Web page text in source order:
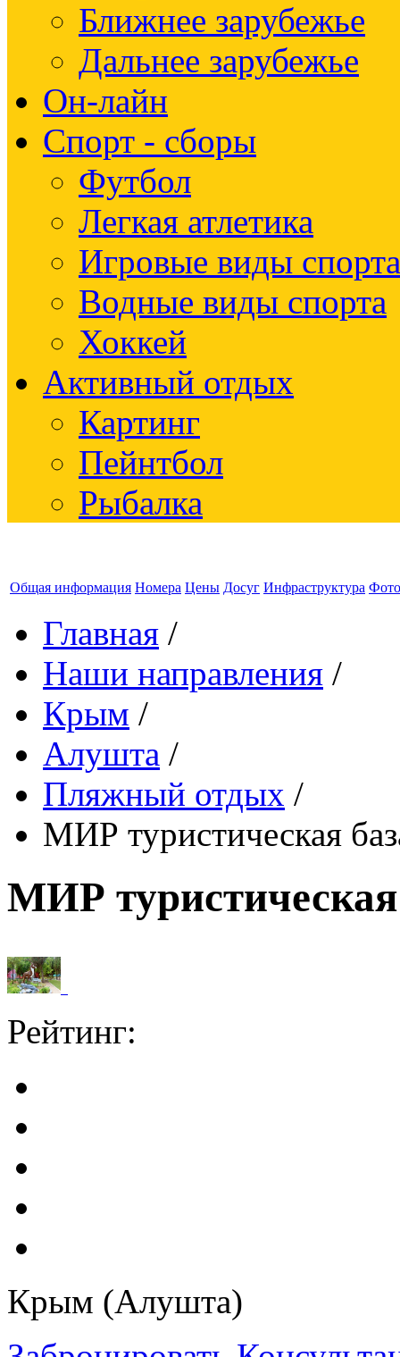
Ближнее зарубежье
Дальнее зарубежье
Он-лайн
Спорт - сборы
Футбол
Легкая атлетика
Игровые виды спорта
Водные виды спорта
Хоккей
Активный отдых
Картинг
Пейнтбол
Рыбалка
Общая информация Номера Цены Досуг Инфраструктура Фото
Главная /
Наши направления /
Крым /
Алушта /
Пляжный отдых /
МИР туристическая
МИР туристическая
Рейтинг:
Крым (Алушта)